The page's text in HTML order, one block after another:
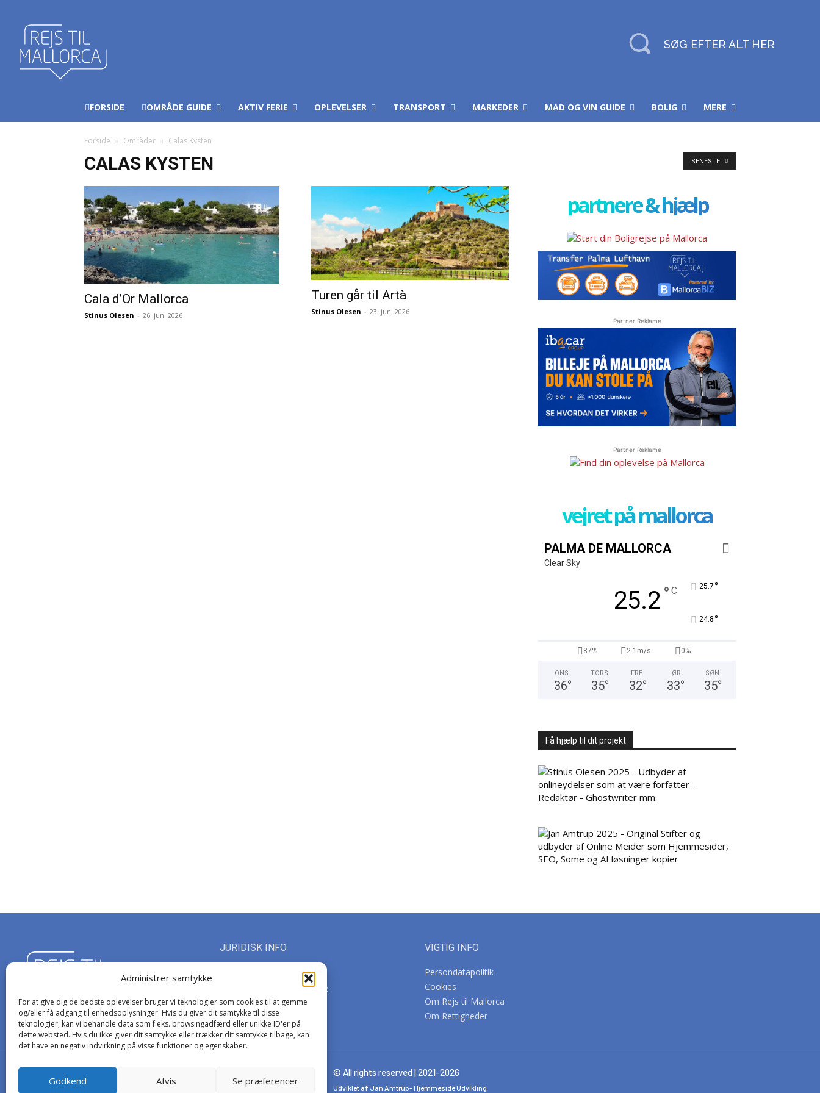
Administrer samtykke
For at give dig de bedste oplevelser bruger vi teknologier som cookies til at gemme
og/eller få adgang til enhedsoplysninger. Hvis du giver dit samtykke til disse
teknologier, kan vi behandle data som f.eks. browsingadfærd eller unikke ID'er på
dette websted. Hvis du ikke giver dit samtykke eller trækker dit samtykke tilbage, kan
det have en negativ indvirkning på visse funktioner og egenskaber.
Godkend Afvis Se præferencer
SØG EFTER ALT HER
FORSIDE OMRÅDE GUIDE AKTIV FERIE OPLEVELSER TRANSPORT MARKEDER MAD OG VIN GUIDE BOLIG MERE
Forside Områder Calas Kysten
CALAS KYSTEN SENESTE
Cala d’Or Mallorca
Stinus Olesen - 26. juni 2026
Turen går til Artà
Stinus Olesen - 23. juni 2026
partnere & hjælp
Partner Reklame
Partner Reklame
vejret på mallorca
PALMA DE MALLORCA
Clear Sky
25.2 ° C 25.7 °
24.8 °
87% 2.1m/s 0%
ONS
36°
TORS
35°
FRE
32°
LØR
33°
SØN
35°
Få hjælp til dit projekt
JURIDISK INFO
kontakt@rejstilmallorca.dk
VIGTIG INFO
Persondatapolitik
Cookies
Om Rejs til Mallorca
Om Rettigheder
© All rights reserved | 2021-2026
Udviklet af Jan Amtrup-Hjemmeside Udvikling